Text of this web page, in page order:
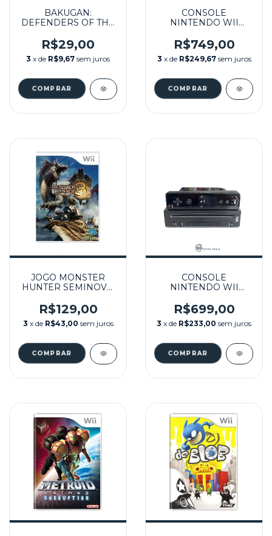
BAKUGAN:
DEFENDERS OF THE
SEMINOVO - WII
R$29,00
3 x de R$9,67 sem juros
CONSOLE
NINTENDO WII
DESBLOQUEADO
32GB (9 JOGOS) NA
CAIXA SEMINOVO -
R$749,00
3 x de R$249,67 sem juros
JOGO MONSTER
HUNTER SEMINOVO
R$129,00
3 x de R$43,00 sem juros
CONSOLE
NINTENDO WII
DESBLOQUEADO
CARTÃO SD 16GB +
PEN DRIVE 128GB
SEMINOVO -
NINTENDO
R$699,00
3 x de R$233,00 sem juros